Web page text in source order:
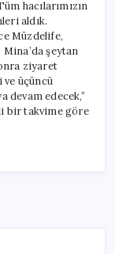
hacılarımızın
aldık.
Müzdelife,
şeytan
ziyaret
ve üçüncü
devam edecek,”
bir takvime göre